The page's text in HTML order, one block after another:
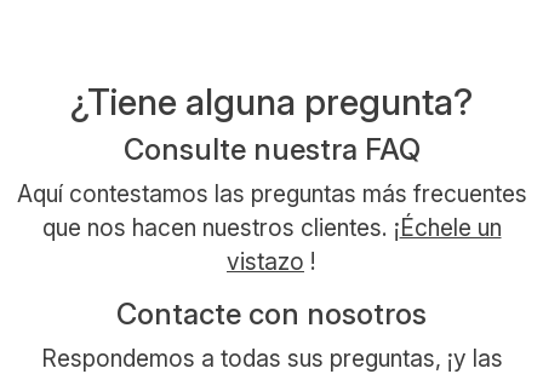
¿Tiene alguna pregunta?
Consulte nuestra FAQ
Aquí contestamos las preguntas más frecuentes
que nos hacen nuestros clientes. ¡Échele un
vistazo !
Contacte con nosotros
Respondemos a todas sus preguntas, ¡y las